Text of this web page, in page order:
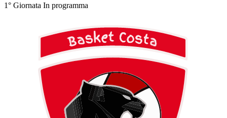
1° Giornata In programma